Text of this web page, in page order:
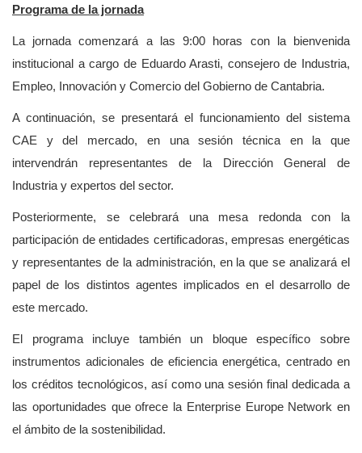
Programa de la jornada
La jornada comenzará a las 9:00 horas con la bienvenida
institucional a cargo de Eduardo Arasti, consejero de Industria,
Empleo, Innovación y Comercio del Gobierno de Cantabria.
A continuación, se presentará el funcionamiento del sistema
CAE y del mercado, en una sesión técnica en la que
intervendrán representantes de la Dirección General de
Industria y expertos del sector.
Posteriormente, se celebrará una mesa redonda con la
participación de entidades certificadoras, empresas energéticas
y representantes de la administración, en la que se analizará el
papel de los distintos agentes implicados en el desarrollo de
este mercado.
El programa incluye también un bloque específico sobre
instrumentos adicionales de eficiencia energética, centrado en
los créditos tecnológicos, así como una sesión final dedicada a
las oportunidades que ofrece la Enterprise Europe Network en
el ámbito de la sostenibilidad.